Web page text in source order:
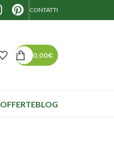
CONTATTI
0,00€
OFFERTEBLOG